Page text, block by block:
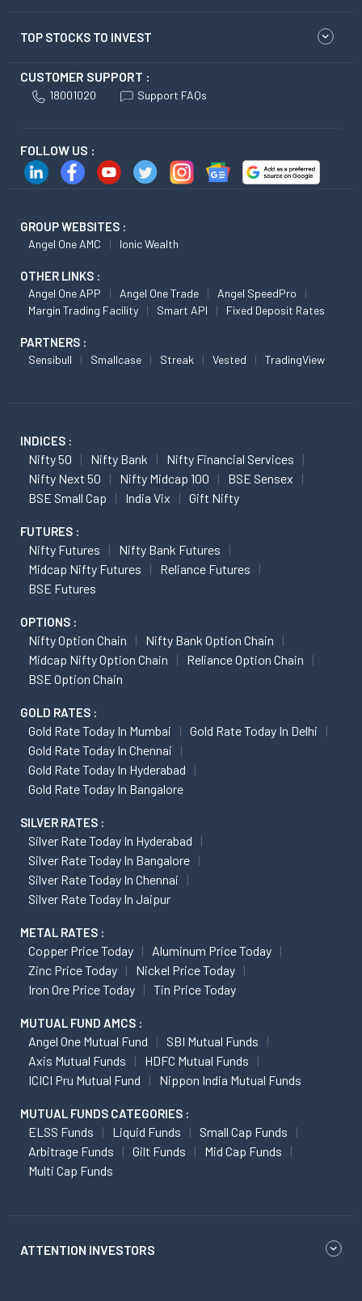
TOP STOCKS TO INVEST
CUSTOMER SUPPORT :
18001020 Support FAQs
FOLLOW US :
GROUP WEBSITES :
Angel One AMC Ionic Wealth
OTHER LINKS :
Angel One APP Angel One Trade
Angel SpeedPro
Margin Trading Facility
Smart API Fixed Deposit Rates
PARTNERS :
Sensibull Smallcase Streak Vested TradingView
INDICES :
Nifty 50 Nifty Bank
Nifty Financial Services
Nifty Next 50
Nifty Midcap 100
BSE Sensex
BSE Small Cap
India Vix Gift Nifty
FUTURES :
Nifty Futures
Nifty Bank Futures
Midcap Nifty Futures
Reliance Futures
BSE Futures
OPTIONS :
Nifty Option Chain
Nifty Bank Option Chain
Midcap Nifty Option Chain
Reliance Option Chain
BSE Option Chain
GOLD RATES :
Gold Rate Today In Mumbai
Gold Rate Today In Delhi
Gold Rate Today In Chennai
Gold Rate Today In Hyderabad
Gold Rate Today In Bangalore
SILVER RATES :
Silver Rate Today In Hyderabad
Silver Rate Today In Bangalore
Silver Rate Today In Chennai
Silver Rate Today In Jaipur
METAL RATES :
Copper Price Today
Aluminum Price Today
Zinc Price Today
Nickel Price Today
Iron Ore Price Today
Tin Price Today
MUTUAL FUND AMCS :
Angel One Mutual Fund
SBI Mutual Funds
Axis Mutual Funds
HDFC Mutual Funds
ICICI Pru Mutual Fund
Nippon India Mutual Funds
MUTUAL FUNDS CATEGORIES :
ELSS Funds Liquid Funds
Small Cap Funds
Arbitrage Funds
Gilt Funds
Mid Cap Funds
Multi Cap Funds
ATTENTION INVESTORS